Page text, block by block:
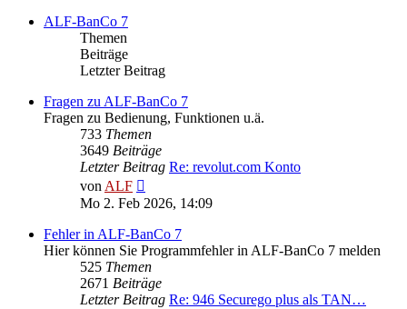
ALF-BanCo 7
Themen
Beiträge
Letzter Beitrag
Fragen zu ALF-BanCo 7
Fragen zu Bedienung, Funktionen u.ä.
733 Themen
3649 Beiträge
Letzter Beitrag Re: revolut.com Konto
vonALF
Beitrag
Mo 2. Feb 2026, 14:09
Fehler in ALF-BanCo 7
Hier können Sie Programmfehler in ALF-BanCo 7 melden
525 Themen
2671 Beiträge
Letzter Beitrag Re: 946 Securego plus als TAN…